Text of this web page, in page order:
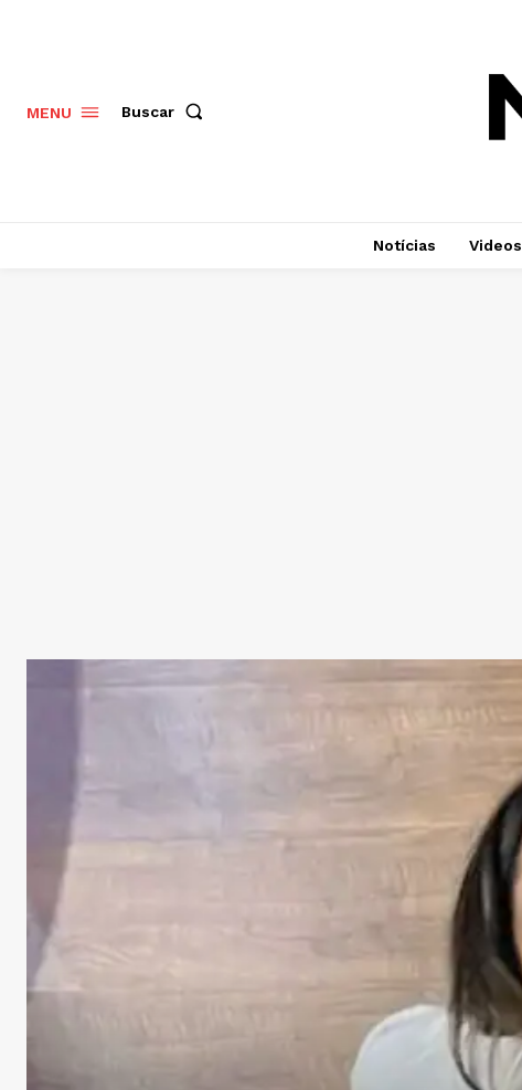
MENU Buscar
Notícias Videos